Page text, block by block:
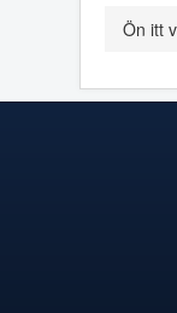
Ön itt